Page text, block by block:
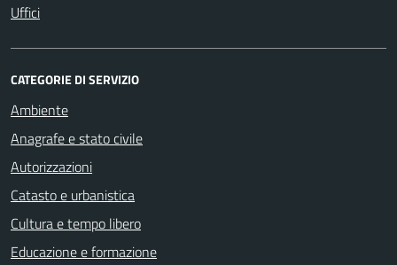
Uffici
CATEGORIE DI SERVIZIO
Ambiente
Anagrafe e stato civile
Autorizzazioni
Catasto e urbanistica
Cultura e tempo libero
Educazione e formazione